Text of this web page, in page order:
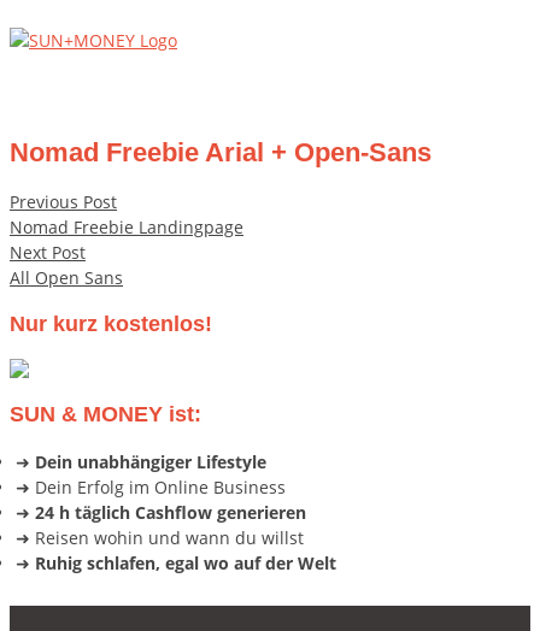
to
Home
Nomad Freebie Arial + Open-Sans
Beitragsnavigation
Previous Post
Nomad Freebie Landingpage
Next Post
All Open Sans
Nur kurz kostenlos!
SUN & MONEY ist:
➜ Dein unabhängiger Lifestyle
➜ Dein Erfolg im Online Business
➜ 24 h täglich Cashflow generieren
➜ Reisen wohin und wann du willst
➜ Ruhig schlafen, egal wo auf der Welt